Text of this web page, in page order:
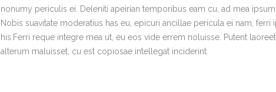
nonumy periculis ei. Deleniti apeirian temporibus eam cu, ad mea
Nobis suavitate moderatius has eu, epicuri ancillae pericula ei nam,
his.Ferri reque integre mea ut, eu eos vide errem noluisse. Putent
alterum maluisset, cu est copiosae intellegat inciderint.